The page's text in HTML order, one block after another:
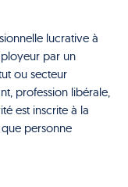
lucrative à
par un
ou secteur
profession libérale,
est inscrite à la
personne